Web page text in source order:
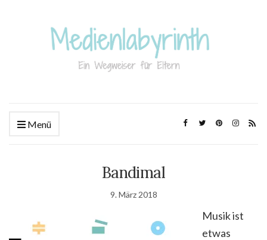
Menü
Bandimal
9. März 2018
Musik ist
etwas